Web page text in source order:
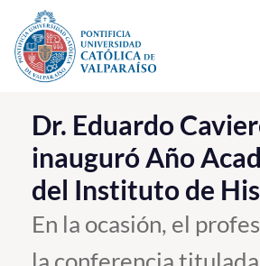
Click acá para ir directamente al contenido
La Universidad
Investigación, Creación e
PUCV Internacional
Vinculación con el Medio
Dr. Eduardo
inauguró Año
del Instituto de
En la ocasión, el